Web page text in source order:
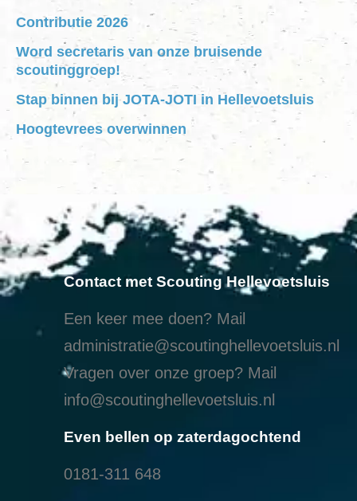
Contributie 2026
Word secretaris van onze bruisende
scoutinggroep!
Stap binnen bij JOTA-JOTI in Hellevoetsluis
Hoogtevrees overwinnen
Contact met Scouting Hellevoetsluis
Een keer mee doen? Mail
administratie@scoutinghellevoetsluis.nl
Vragen over onze groep? Mail
info@scoutinghellevoetsluis.nl
Even bellen op zaterdagochtend
0181-311 648